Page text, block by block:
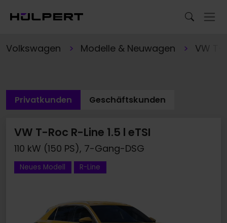
Volkswagen Modelle & Neuwagen VW T-
Privatkunden Geschäftskunden
VW T-Roc R-Line 1.5 l eTSI
110 kW (150 PS), 7-Gang-DSG
Neues Modell R-Line